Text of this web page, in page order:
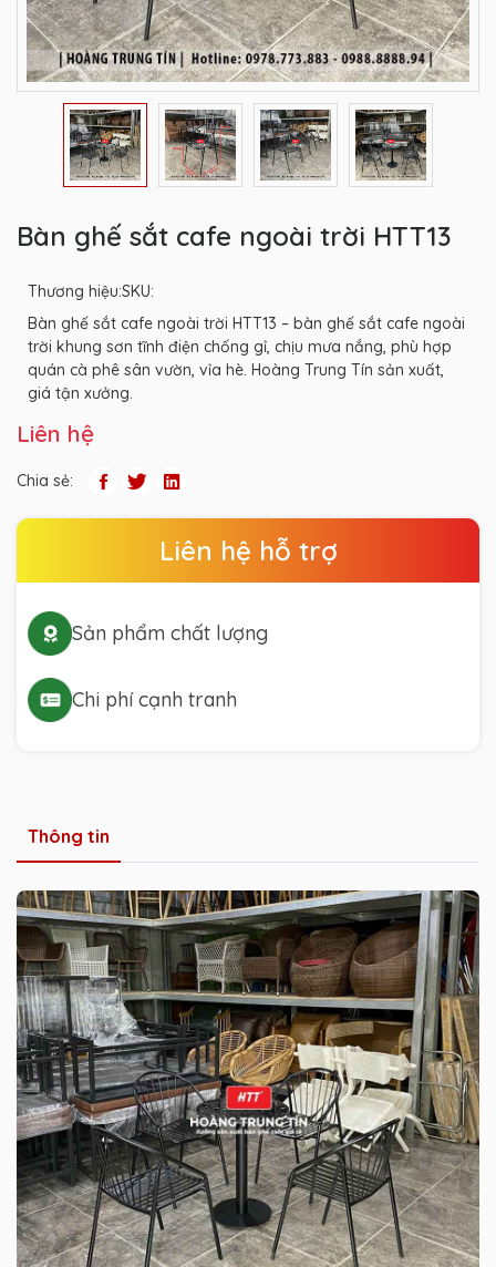
Bàn ghế sắt cafe ngoài trời HTT13
Thương hiệu:SKU:
Bàn ghế sắt cafe ngoài trời HTT13 – bàn ghế sắt cafe ngoài
trời khung sơn tĩnh điện chống gỉ, chịu mưa nắng, phù hợp
quán cà phê sân vườn, vỉa hè. Hoàng Trung Tín sản xuất,
giá tận xưởng.
Liên hệ
Chia sẻ:
Liên hệ hỗ trợ
Sản phẩm chất lượng
Chi phí cạnh tranh
Thông tin